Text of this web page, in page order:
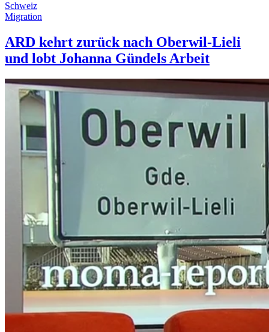
Schweiz
Migration
ARD kehrt zurück nach Oberwil-Lieli
und lobt Johanna Gündels Arbeit